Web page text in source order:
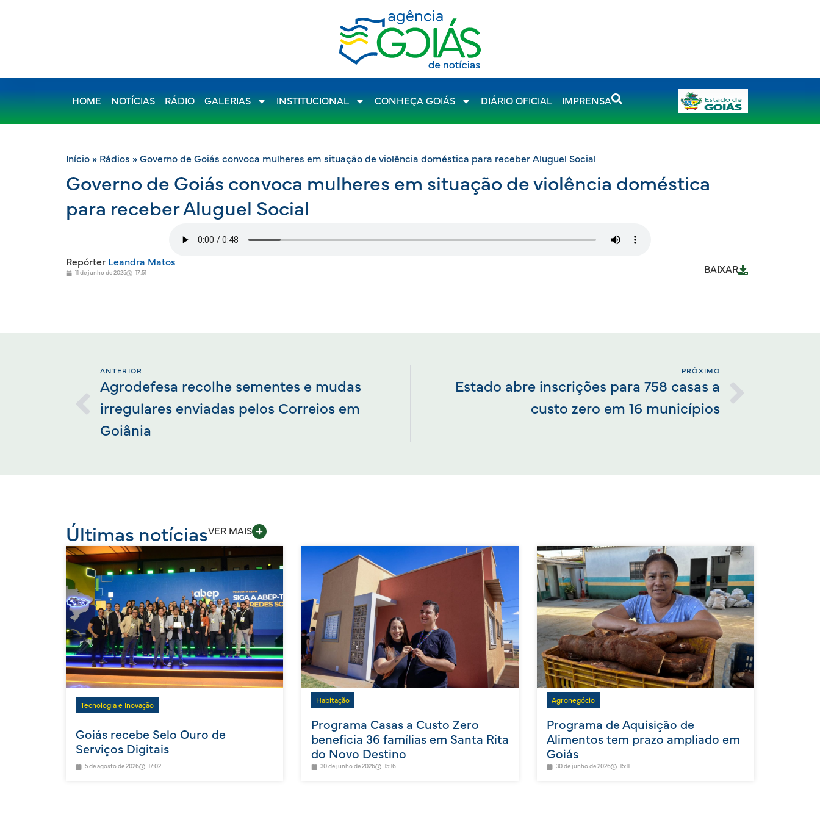
HOME NOTÍCIAS RÁDIO GALERIAS INSTITUCIONAL CONHEÇA GOIÁS DIÁRIO OFICIAL IMPRENSA
Início » Rádios » Governo de Goiás convoca mulheres em situação de violência doméstica para receber Aluguel Social
Governo de Goiás convoca mulheres em situação de violência doméstica
para receber Aluguel Social
Repórter Leandra Matos
11 de junho de 2025 17:51 BAIXAR
ANTERIOR
Agrodefesa recolhe sementes e mudas
irregulares enviadas pelos Correios em
Goiânia
PRÓXIMO
Estado abre inscrições para 758 casas a
custo zero em 16 municípios
Últimas notíciasVER MAIS
Tecnologia e Inovação
Goiás recebe Selo Ouro de
Serviços Digitais
5 de agosto de 2026 17:02
Habitação
Programa Casas a Custo Zero
beneficia 36 famílias em Santa Rita
do Novo Destino
30 de junho de 2026 15:16
Agronegócio
Programa de Aquisição de
Alimentos tem prazo ampliado em
Goiás
30 de junho de 2026 15:11